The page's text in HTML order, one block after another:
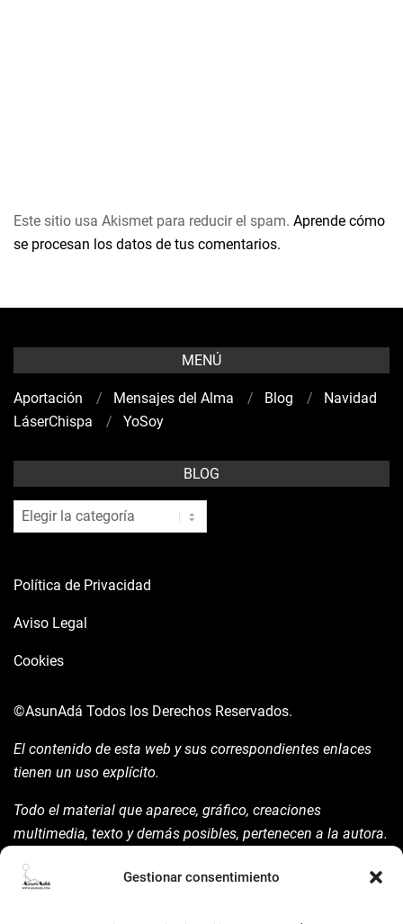
Gestionar consentimiento
Este sitio usa Akismet para reducir el spam. Aprende cómo
se procesan los datos de tus comentarios.
MENÚ
Aportación Mensajes del Alma Blog
Navidad
LáserChispa
YoSoy
BLOG
blog
Política de Privacidad
Aviso Legal
Cookies
©AsunAdá Todos los Derechos Reservados.
El contenido de esta web y sus correspondientes enlaces
tienen un uso explícito.
Todo el material que aparece, gráfico, creaciones
multimedia, texto y demás posibles, pertenecen a la autora.
la mism para ello.